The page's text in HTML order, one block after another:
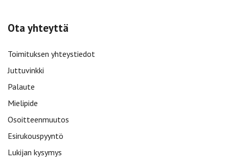
Ota yhteyttä
Toimituksen yhteystiedot
Juttuvinkki
Palaute
Mielipide
Osoitteenmuutos
Esirukouspyyntö
Lukijan kysymys